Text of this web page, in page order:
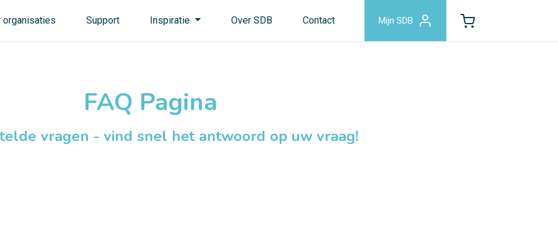
organisaties Support Inspiratie Over SDB Contact Mijn SDB
FAQ Pagina
vragen - vind snel het antwoord op uw vraag!